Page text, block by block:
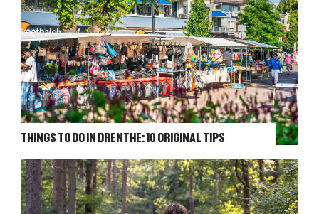
THINGS TO DO IN DRENTHE: 10 ORIGINAL TIPS